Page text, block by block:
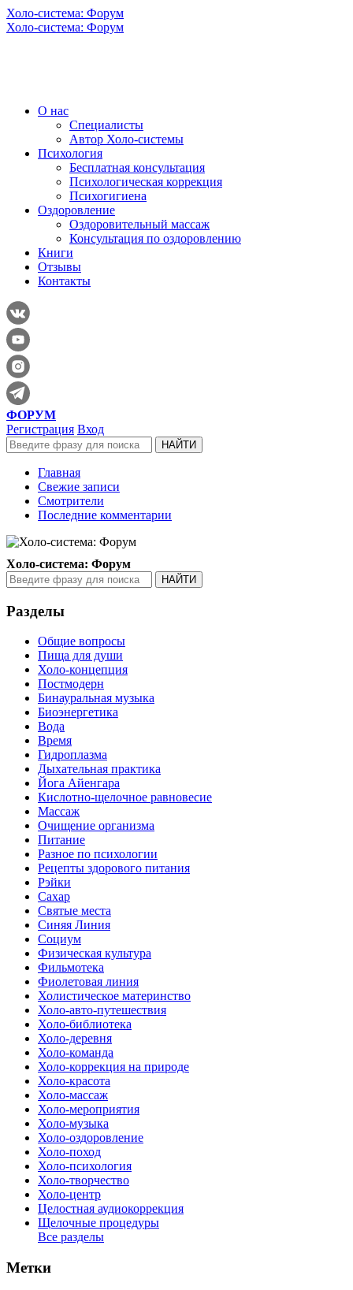
Холо-система: Форум
Холо-система: Форум
О нас
Специалисты
Автор Холо-системы
Психология
Бесплатная консультация
Психологическая коррекция
Психогигиена
Оздоровление
Оздоровительный массаж
Консультация по оздоровлению
Книги
Отзывы
Контакты
ФОРУМ
Регистрация Вход
Главная
Свежие записи
Смотрители
Последние комментарии
Холо-система: Форум
Разделы
Общие вопросы
Пища для души
Холо-концепция
Постмодерн
Бинауральная музыка
Биоэнергетика
Вода
Время
Гидроплазма
Дыхательная практика
Йога Айенгара
Кислотно-щелочное равновесие
Массаж
Очищение организма
Питание
Разное по психологии
Рецепты здорового питания
Рэйки
Сахар
Святые места
Синяя Линия
Социум
Физическая культура
Фильмотека
Фиолетовая линия
Холистическое материнство
Холо-авто-путешествия
Холо-библиотека
Холо-деревня
Холо-команда
Холо-коррекция на природе
Холо-красота
Холо-массаж
Холо-мероприятия
Холо-музыка
Холо-оздоровление
Холо-поход
Холо-психология
Холо-творчество
Холо-центр
Целостная аудиокоррекция
Щелочные процедуры
Все разделы
Метки